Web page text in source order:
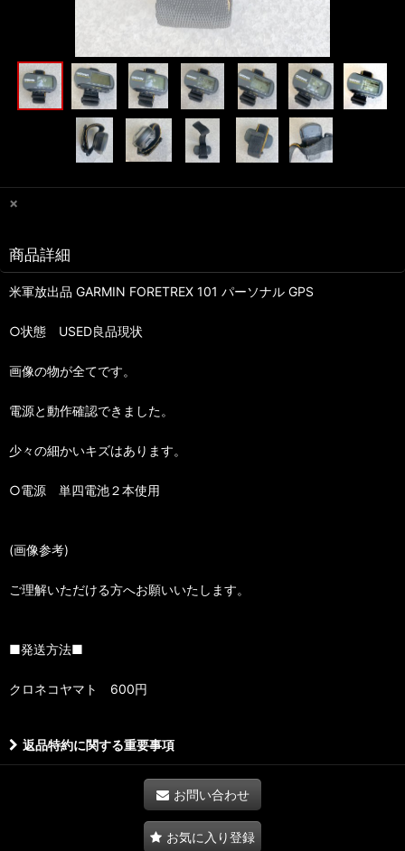
×
商品詳細
米軍放出品 GARMIN FORETREX 101 パーソナル GPS
○状態 USED良品現状
画像の物が全てです。
電源と動作確認できました。
少々の細かいキズはあります。
○電源 単四電池２本使用
(画像参考)
ご理解いただける方へお願いいたします。
■発送方法■
クロネコヤマト 600円
返品特約に関する重要事項
お問い合わせ
お気に入り登録